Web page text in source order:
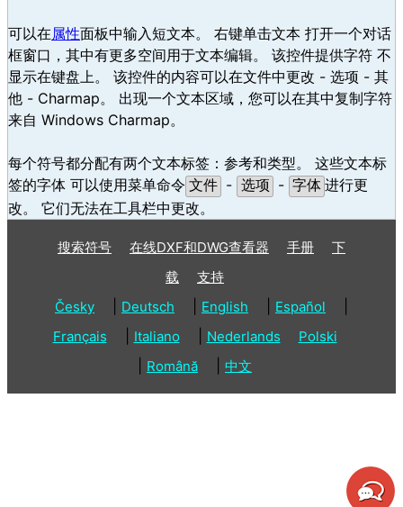
可以在属性面板中输入短文本。 右键单击文本 打开一个对话
框窗口，其中有更多空间用于文本编辑。 该控件提供字符 不
显示在键盘上。 该控件的内容可以在文件中更改 - 选项 - 其
他 - Charmap。 出现一个文本区域，您可以在其中复制字符
来自 Windows Charmap。
每个符号都分配有两个文本标签：参考和类型。 这些文本标
签的字体 可以使用菜单命令 文件 - 选项 - 字体 进行更
改。 它们无法在工具栏中更改。
搜索符号 在线DXF和DWG查看器 手册
下
载
支持
Česky
Deutsch English Español
Français Italiano Nederlands Polski
Română 中文